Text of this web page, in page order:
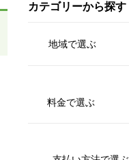
カテゴリーから探す
地域で選ぶ
料金で選ぶ